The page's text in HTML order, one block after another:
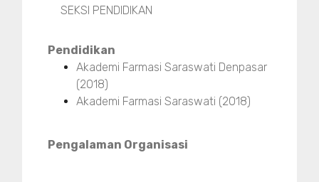
SEKSI PENDIDIKAN
Pendidikan
Akademi Farmasi Saraswati Denpasar
(2018)
Akademi Farmasi Saraswati (2018)
Pengalaman Organisasi